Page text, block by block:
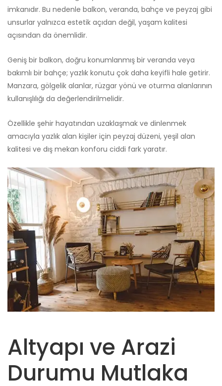
imkanıdır. Bu nedenle balkon, veranda, bahçe ve peyzaj gibi
unsurlar yalnızca estetik açıdan değil, yaşam kalitesi
açısından da önemlidir.
Geniş bir balkon, doğru konumlanmış bir veranda veya
bakımlı bir bahçe; yazlık konutu çok daha keyifli hale getirir.
Manzara, gölgelik alanlar, rüzgar yönü ve oturma alanlarının
kullanışlılığı da değerlendirilmelidir.
Özellikle şehir hayatından uzaklaşmak ve dinlenmek
amacıyla yazlık alan kişiler için peyzaj düzeni, yeşil alan
kalitesi ve dış mekan konforu ciddi fark yaratır.
Altyapı ve Arazi
Durumu Mutlaka